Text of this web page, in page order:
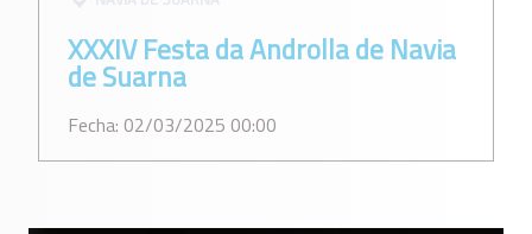
XXXIV Festa da Androlla de Navia
de Suarna
Fecha: 02/03/2025 00:00